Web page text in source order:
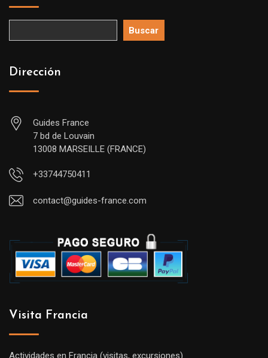
Buscar
Dirección
Guides France
7 bd de Louvain
13008 MARSEILLE (FRANCE)
+33744750411
contact@guides-france.com
Visita Francia